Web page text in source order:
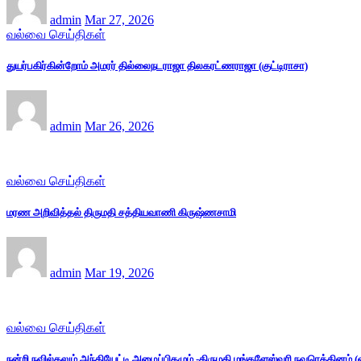
admin Mar 27, 2026
வல்வை செய்திகள்
துயர்பகிர்கின்றோம் அமரர் தில்லைநடராஜா திலகரட்ணராஜா (குட்டிராசா)
admin Mar 26, 2026
வல்வை செய்திகள்
மரண அறிவித்தல் திருமதி சத்தியவாணி கிருஷ்ணசாமி
admin Mar 19, 2026
வல்வை செய்திகள்